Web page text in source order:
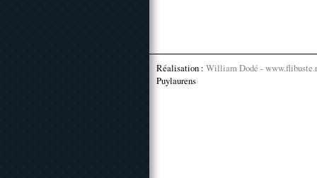
Réalisation : William Dodé -
Puylaurens